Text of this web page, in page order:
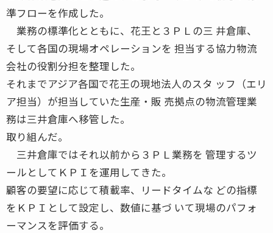
準フローを作成した。
業務の標準化とともに、花王と３ＰＬの三 井倉庫、
そして各国の現場オペレーションを 担当する協力物流
会社の役割分担を整理した。
それまでアジア各国で花王の現地法人のスタ ッフ（エリ
ア担当）が担当していた生産・販 売拠点の物流管理業
務は三井倉庫へ移管した。
取り組んだ。
三井倉庫ではそれ以前から３ＰＬ業務を 管理するツ
ールとしてＫＰＩを運用してきた。
顧客の要望に応じて積載率、リードタイムな どの指標
をＫＰＩとして設定し、数値に基づ いて現場のパフォ
ーマンスを評価する。